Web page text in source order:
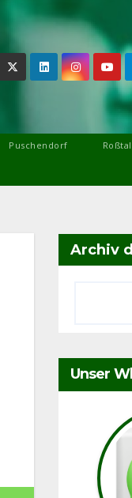
Puschendorf Roßtal
Archiv
Unser